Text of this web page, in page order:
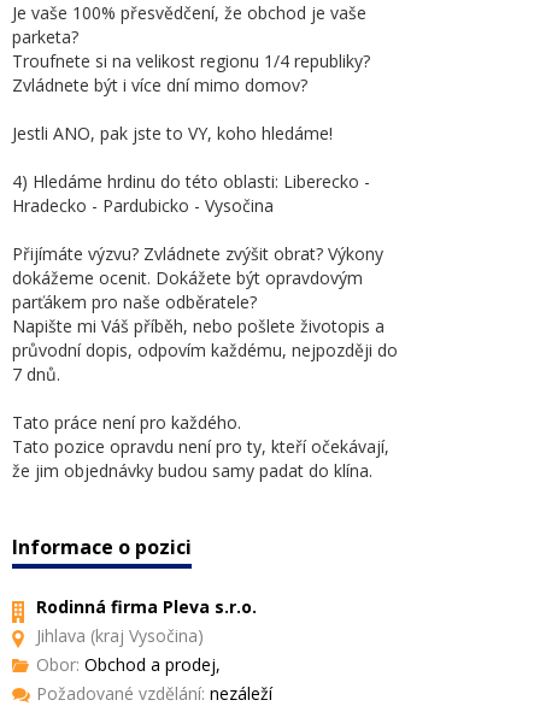
Je vaše 100% přesvědčení, že obchod je vaše
parketa?
Troufnete si na velikost regionu 1/4 republiky?
Zvládnete být i více dní mimo domov?
Jestli ANO, pak jste to VY, koho hledáme!
4) Hledáme hrdinu do této oblasti: Liberecko -
Hradecko - Pardubicko - Vysočina
Přijímáte výzvu? Zvládnete zvýšit obrat? Výkony
dokážeme ocenit. Dokážete být opravdovým
parťákem pro naše odběratele?
Napište mi Váš příběh, nebo pošlete životopis a
průvodní dopis, odpovím každému, nejpozději do
7 dnů.
Tato práce není pro každého.
Tato pozice opravdu není pro ty, kteří očekávají,
že jim objednávky budou samy padat do klína.
Informace o pozici
Rodinná firma Pleva s.r.o.
Jihlava (kraj Vysočina)
Obor: Obchod a prodej,
Požadované vzdělání: nezáleží